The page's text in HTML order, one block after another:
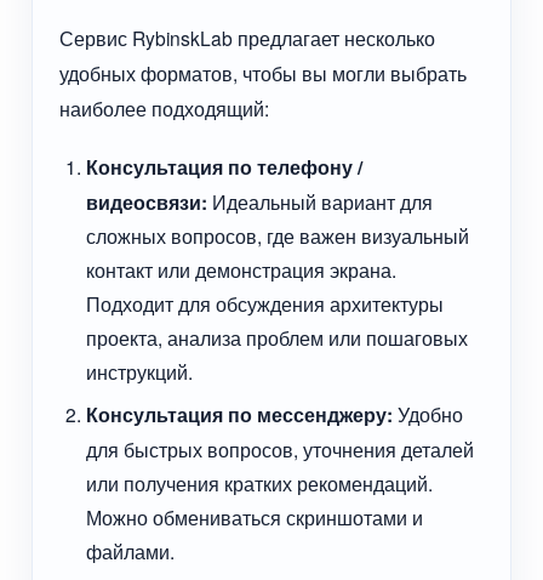
Сервис RybinskLab предлагает несколько
удобных форматов, чтобы вы могли выбрать
наиболее подходящий:
Консультация по телефону /
видеосвязи: Идеальный вариант для
сложных вопросов, где важен визуальный
контакт или демонстрация экрана.
Подходит для обсуждения архитектуры
проекта, анализа проблем или пошаговых
инструкций.
Консультация по мессенджеру: Удобно
для быстрых вопросов, уточнения деталей
или получения кратких рекомендаций.
Можно обмениваться скриншотами и
файлами.